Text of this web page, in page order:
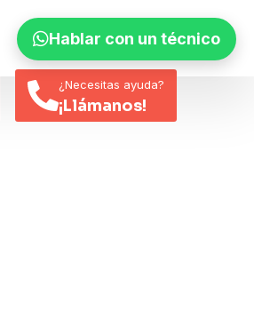
Contacto Noticias
¿Necesitas ayuda?
¡Llámanos!
Hablar con un técnico